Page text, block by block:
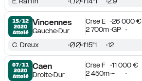
15/12
2020
Attelé
Vincennes
GaucheDur
Crse E
26 000 €
2 700m GP
C. Dreux 1'15''1 12
07/11
2020
Attelé
Caen
DroiteDur
Crse F
11 000 €
2 450m -